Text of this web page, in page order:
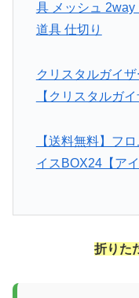
具 メッシュ 2way
道具 仕切り
クリスタルガイ
【クリスタルガ
【送料無料】フ
イスBOX24【ア
折りた